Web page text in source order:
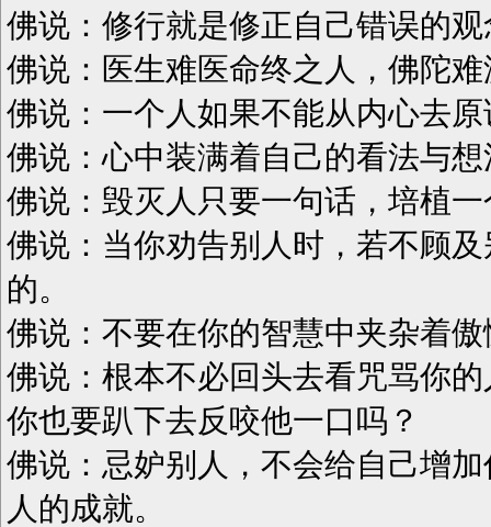
佛说：修行就是修正自己错误的观
佛说：医生难医命终之人，佛陀
佛说：一个人如果不能从内心去
佛说：心中装满着自己的看法与
佛说：毁灭人只要一句话，培植
佛说：当你劝告别人时，若不顾
的。
佛说：不要在你的智慧中夹杂着
佛说：根本不必回头去看咒骂你
你也要趴下去反咬他一口吗？
佛说：忌妒别人，不会给自己增
人的成就。